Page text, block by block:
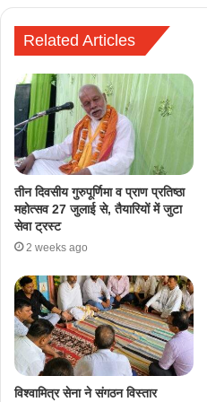
Related Articles
तीन दिवसीय गुरुपूर्णिमा व प्राण प्रतिष्ठा
महोत्सव 27 जुलाई से, तैयारियों में जुटा
सेवा ट्रस्ट
2 weeks ago
​विश्वामित्र सेना ने संगठन विस्तार